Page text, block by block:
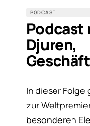
PODCAST
Podcast
Djuren,
In dieser Folge
zur
besonderen